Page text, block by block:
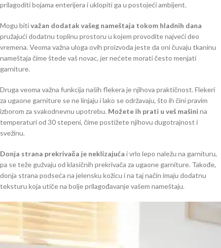
prilagoditi bojama enterijera i uklopiti ga u postojeći ambijent.
Mogu bitivažan dodatak vašeg nameštaja tokom hladnih dana
pružajući dodatnu toplinu prostoru u kojem provodite najveći deo
vremena. Veoma važna uloga ovih proizvoda jeste da oni čuvaju tkaninu
nameštaja čime štede vaš novac, jer nećete morati često menjati
garniture.
Druga veoma važna funkcija naših flekera je njihova praktičnost. Flekeri
za ugaone garniture se ne linjaju i lako se održavaju, što ih čini pravim
izborom za svakodnevnu upotrebu. Možete ih prati u veš mašini na
temperaturi od 30 stepeni, čime postižete njihovu dugotrajnost i
svežinu.
Donja strana prekrivača je neklizajuća i vrlo lepo naležu na garnituru,
pa se teže gužvaju od klasičnih prekrivača za ugaone garniture. Takođe,
donja strana podseća na jelensku kožicu i na taj način imaju dodatnu
teksturu koja utiče na bolje prilagođavanje vašem nameštaju.